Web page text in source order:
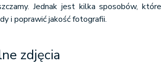
Jednak jest kilka sposobów, które
i poprawić jakość fotografii.
zdjęcia